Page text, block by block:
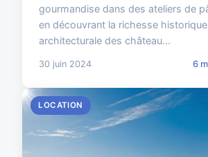
gourmandise dans des ateliers de
en découvrant la richesse
architecturale des château...
30 juin 2024 6
LOCATION